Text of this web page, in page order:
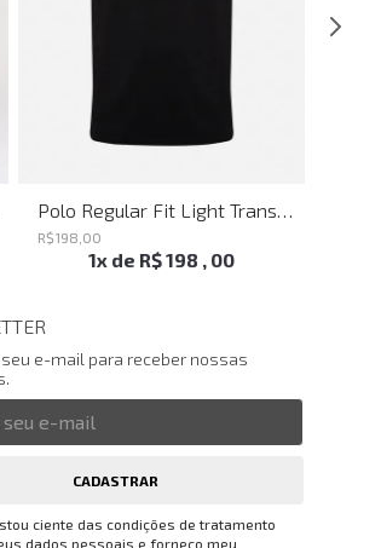
R$198 00
1x de R$198 , 00
e-mail para receber nossas
CADASTRAR
ciente das condições de tratamento
dados pessoais e forneço meu